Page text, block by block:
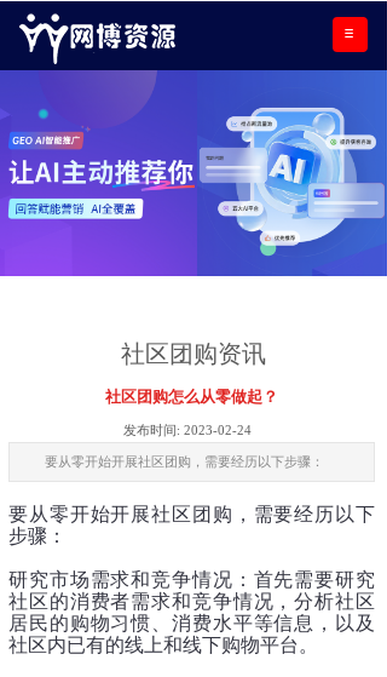
社区团购资讯
社区团购怎么从零做起？
发布时间: 2023-02-24
要从零开始开展社区团购，需要经历以下步骤：
要从零开始开展社区团购，需要经历以下
步骤：
研究市场需求和竞争情况：首先需要研究
社区的消费者需求和竞争情况，分析社区
居民的购物习惯、消费水平等信息，以及
社区内已有的线上和线下购物平台。